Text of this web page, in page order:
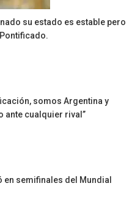
su estado es estable pero
somos Argentina y
ante cualquier rival”
en semifinales del Mundial